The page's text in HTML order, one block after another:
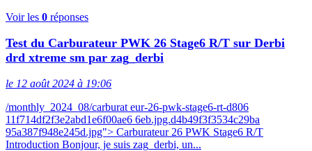
Voir les 0 réponses
Test du Carburateur PWK 26 Stage6 R/T sur Derbi
drd xtreme sm par zag_derbi
le 12 août 2024 à 19:06
/monthly_2024_08/carburat eur-26-pwk-stage6-rt-d806
11f714df2f3e2abd1e6f00ae6 6eb.jpg.d4b49f3f3534c29ba
95a387f948e245d.jpg"> Carburateur 26 PWK Stage6 R/T
Introduction Bonjour, je suis zag_derbi, un...